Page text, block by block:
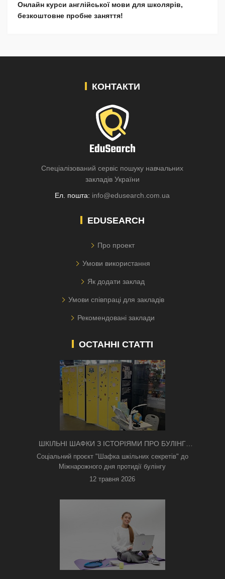
Онлайн курси англійської мови для школярів,
безкоштовне пробне заняття!
КОНТАКТИ
Спеціалізований сервіс пошуку навчальних
закладів України
Ел. пошта: info@edusearch.com.ua
EDUSEARCH
Про проект
Умови використання
Як додати заклад
Умови співпраці для закладів
Рекомендовані заклади
ОСТАННІ СТАТТІ
ШКІЛЬНІ ШАФКИ З ІСТОРІЯМИ ПРО БУЛІНГ
З'ЯВИЛИСЯ В КИЄВІ
Соціальний проєкт "Шафка шкільних секретів" до
Міжнарожного дня протидії булінгу
12 травня 2026